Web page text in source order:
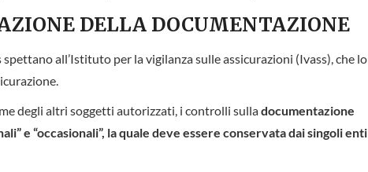
DELLA DOCUMENTAZIONE
all’Istituto per la vigilanza sulle assicurazioni (Ivass), che lo
degli altri soggetti autorizzati, i controlli sulladocumentazione
e “occasionali”, la quale deve essere conservata dai singoli enti